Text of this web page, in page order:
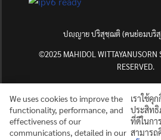
ปญฺญาย ปริสุชฺฌติ (คนย่อมบริ
©2025 MAHIDOL WITTAYANUSORN
RESERVED.
We uses cookies to improve the
functionality, performance, and
effectiveness of our
communications, detailed in our
เราใช้คุ
ประสิท
ที่ดีในกา
สามารถ